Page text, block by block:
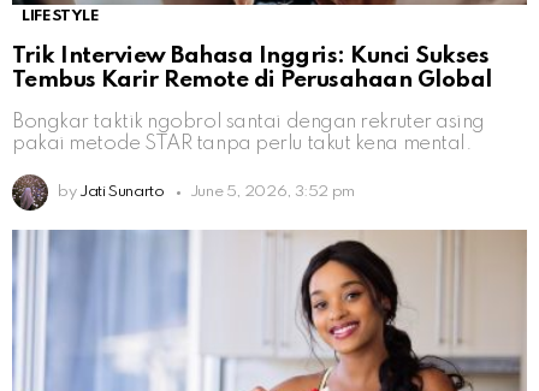
LIFESTYLE
Trik Interview Bahasa Inggris: Kunci Sukses
Tembus Karir Remote di Perusahaan Global
Bongkar taktik ngobrol santai dengan rekruter asing
pakai metode STAR tanpa perlu takut kena mental.
by Jati Sunarto June 5, 2026, 3:52 pm